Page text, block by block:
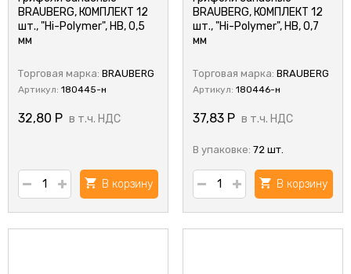
BRAUBERG, КОМПЛЕКТ 12
шт., "Hi-Polymer", HB, 0,5
мм
Торговая марка: BRAUBERG
Артикул: 180445-н
32,80 Р в т.ч. НДС
В корзину
BRAUBERG, КОМПЛЕКТ 12
шт., "Hi-Polymer", HB, 0,7
мм
Торговая марка: BRAUBERG
Артикул: 180446-н
37,83 Р в т.ч. НДС
В упаковке: 72 шт.
В корзину